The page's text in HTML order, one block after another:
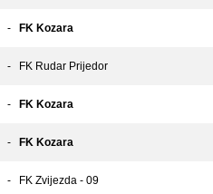
- FK Kozara
- FK Rudar Prijedor
- FK Kozara
- FK Kozara
- FK Zvijezda - 09